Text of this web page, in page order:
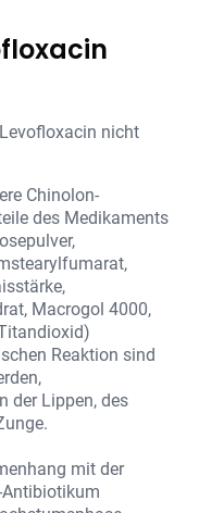
nicht
Chinolon-
des Medikaments
Macrogol 4000,
Reaktion sind
der Lippen, des
mit der